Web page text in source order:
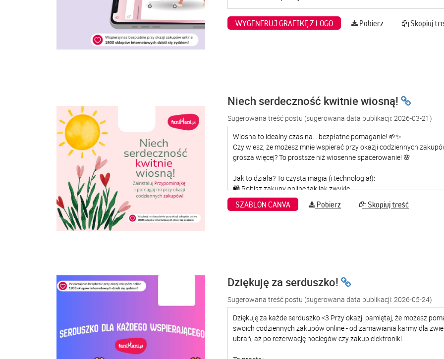
WYGENERUJ GRAFIKĘ Z LOGO Pobierz Skopiuj
Niech serdeczność kwitnie wiosną!
Sugerowana treść postu (sugerowana data publikacji: 2026-03-21)
SZABLON CANVA Pobierz Skopiuj treść
Dziękuję za serduszko!
Sugerowana treść postu (sugerowana data publikacji: 2026-05-24)